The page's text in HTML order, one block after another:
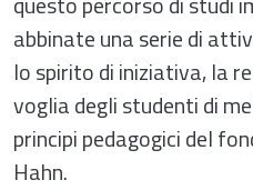
abbinate una serie di
lo spirito di iniziativa, la
voglia degli studenti di
principi pedagogici del
Hahn.